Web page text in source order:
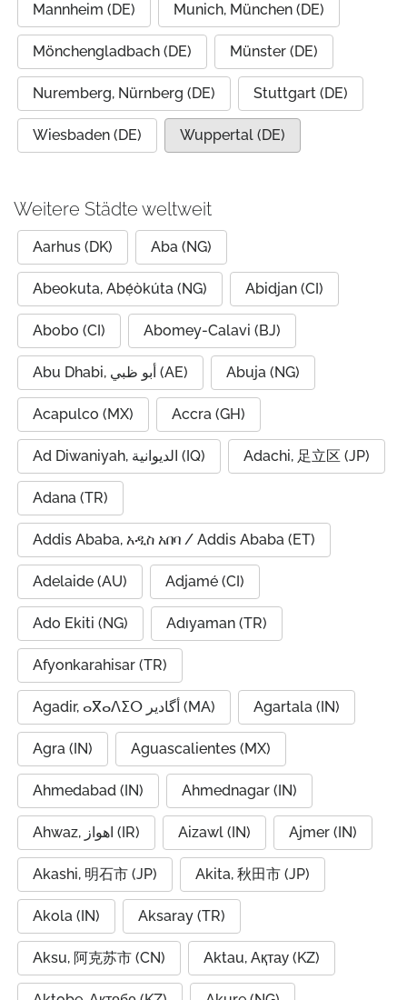
Mannheim (DE) Munich, München (DE)
Mönchengladbach (DE) Münster (DE)
Nuremberg, Nürnberg (DE) Stuttgart (DE)
Wiesbaden (DE) Wuppertal (DE)
Weitere Städte weltweit
Aarhus (DK) Aba (NG)
Abeokuta, Abẹ́òkúta (NG) Abidjan (CI)
Abobo (CI) Abomey-Calavi (BJ)
Abu Dhabi, أبو ظبي (AE) Abuja (NG)
Acapulco (MX) Accra (GH)
Ad Diwaniyah, الديوانية (IQ) Adachi, 足立区 (JP)
Adana (TR)
Addis Ababa, አዲስ አበባ / Addis Ababa (ET)
Adelaide (AU) Adjamé (CI)
Ado Ekiti (NG) Adıyaman (TR)
Afyonkarahisar (TR)
Agadir, ⴰⴳⴰⴷⵉⵔ أگادیر (MA) Agartala (IN)
Agra (IN) Aguascalientes (MX)
Ahmedabad (IN) Ahmednagar (IN)
Ahwaz, اهواز (IR) Aizawl (IN) Ajmer (IN)
Akashi, 明石市 (JP) Akita, 秋田市 (JP)
Akola (IN) Aksaray (TR)
Aksu, 阿克苏市 (CN) Aktau, Ақтау (KZ)